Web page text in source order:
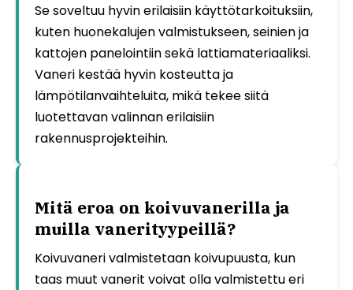
Se soveltuu hyvin erilaisiin käyttötarkoituksiin,
kuten huonekalujen valmistukseen, seinien ja
kattojen panelointiin sekä lattiamateriaaliksi.
Vaneri kestää hyvin kosteutta ja
lämpötilanvaihteluita, mikä tekee siitä
luotettavan valinnan erilaisiin
rakennusprojekteihin.
Mitä eroa on koivuvanerilla ja
muilla vanerityypeillä?
Koivuvaneri valmistetaan koivupuusta, kun
taas muut vanerit voivat olla valmistettu eri